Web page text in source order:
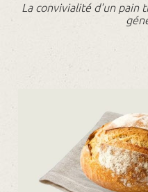
La convivialité d'un pain